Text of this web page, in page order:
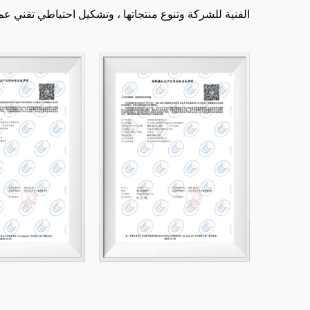
الفنية للشركة وتنوع منتجاتها ، وتشكيل احتياطي تقني